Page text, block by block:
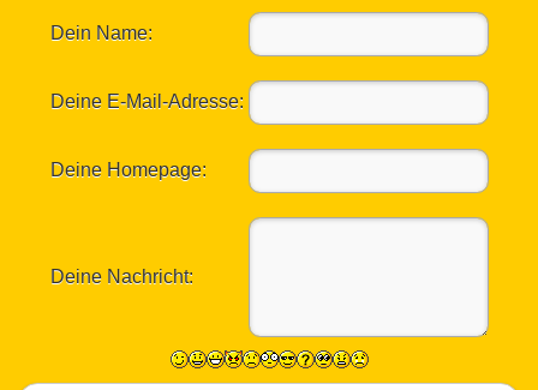
Dein Name:
Deine E-Mail-Adresse:
Deine Homepage:
Deine Nachricht: